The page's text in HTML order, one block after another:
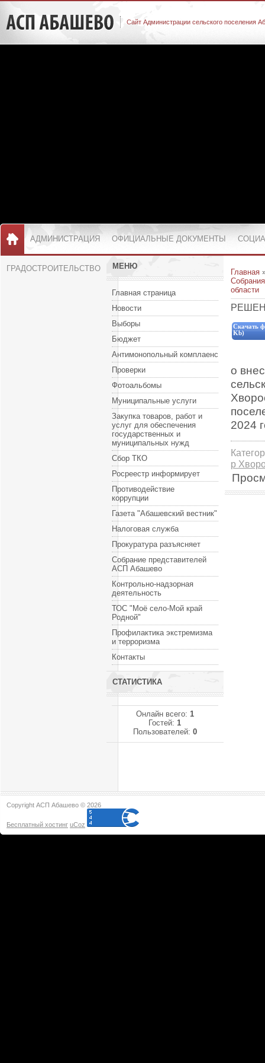
Сайт Администрации сельского поселения
АДМИНИСТРАЦИЯ ОФИЦИАЛЬНЫЕ ДОКУМЕНТЫ
ГРАДОСТРОИТЕЛЬСТВО МЕНЮ
Главная страница
Новости
Выборы
Бюджет
Антимонопольный комплаенс
Проверки
Фотоальбомы
Муниципальные услуги
Закупка товаров, работ и
услуг для обеспечения
государственных и
муниципальных нужд
Сбор ТКО
Росреестр информирует
Противодействие
коррупции
Газета "Абашевский вестник"
Налоговая служба
Прокуратура разъясняет
Собрание представителей
АСП Абашево
Контрольно-надзорная
деятельность
ТОС "Моё село-Мой край
Родной"
Профилактика экстремизма
и терроризма
Контакты
СТАТИСТИКА
Онлайн всего: 1
Гостей:1
Пользователей: 0
Главная
области
Скачать
Kb)
о
2024
р
Copyright АСП Абашево © 2026
Бесплатный хостинг uCoz